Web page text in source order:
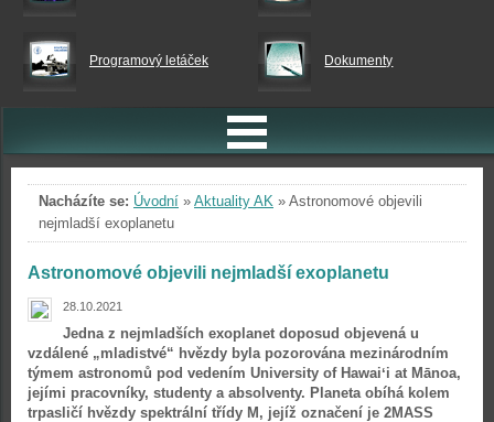
Programový letáček Dokumenty
Nacházíte se: Úvodní » Aktuality AK » Astronomové objevili
nejmladší exoplanetu
Astronomové objevili nejmladší exoplanetu
28.10.2021
Jedna z nejmladších exoplanet doposud objevená u
vzdálené „mladistvé“ hvězdy byla pozorována mezinárodním
týmem astronomů pod vedením University of Hawaiʻi at Mānoa,
jejími pracovníky, studenty a absolventy. Planeta obíhá kolem
trpasličí hvězdy spektrální třídy M, jejíž označení je 2MASS